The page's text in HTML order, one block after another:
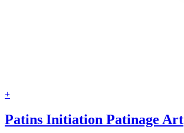
+
Patins Initiation Patinage Art